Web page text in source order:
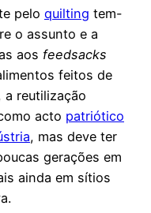
pelo quilting tem-
o assunto e a
aos feedsacks
feitos de
reutilização
acto patriótico
, mas deve ter
gerações em
ainda em sítios